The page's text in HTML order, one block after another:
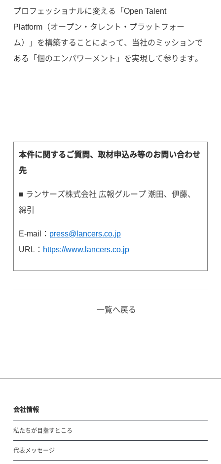
プロフェッショナルに変える「Open Talent
Platform（オープン・タレント・プラットフォー
ム）」を構築することによって、当社のミッションで
ある「個のエンパワーメント」を実現して参ります。
本件に関するご質問、取材申込み等のお問い合わせ
先
■ ランサーズ株式会社 広報グループ 潮田、伊藤、
綿引
E-mail： press@lancers.co.jp
URL： https://www.lancers.co.jp
一覧へ戻る
会社情報
私たちが目指すところ
代表メッセージ